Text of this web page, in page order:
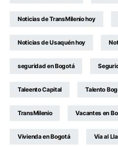
Noticias de TransMilenio hoy
Noticias de Usaquén hoy
seguridad en Bogotá
Taleento Capital Talento
TransMilenio Vacantes en
Vivienda en Bogotá Vía al